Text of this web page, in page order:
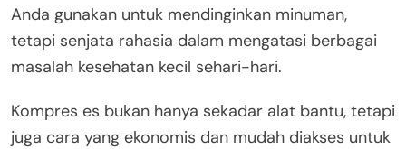
Anda gunakan untuk mendinginkan minuman,
tetapi senjata rahasia dalam mengatasi berbagai
masalah kesehatan kecil sehari-hari.
Kompres es bukan hanya sekadar alat bantu, tetapi
juga cara yang ekonomis dan mudah diakses untuk